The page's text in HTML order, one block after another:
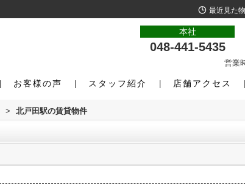
最近見た
本社
048-441-5435
営業
お客様の声 スタッフ紹介 店舗アクセス
> 北戸田駅の賃貸物件